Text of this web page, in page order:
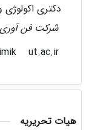
دکتری
شرکت فن آوری
ut.ac.ir
هیات تحریریه